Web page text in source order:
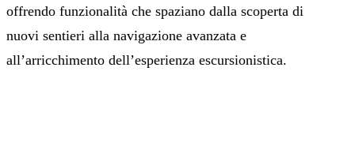
offrendo funzionalità che spaziano dalla scoperta di
nuovi sentieri alla navigazione avanzata e
all’arricchimento dell’esperienza escursionistica.